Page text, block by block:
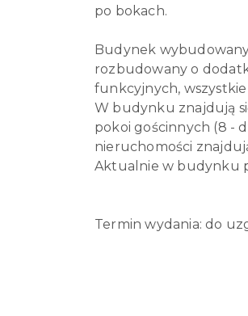
po bokach.
Budynek
rozbudowany o
funkcyjnych, wszystkie
W budynku znajdują
pokoi gościnnych (8 -
nieruchomości
Aktualnie w budynku
Termin wydania: do